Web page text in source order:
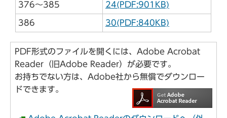
376～385 24(PDF:901KB)
386 30(PDF:840KB)
PDF形式のファイルを開くには、Adobe Acrobat
Reader（旧Adobe Reader）が必要です。
お持ちでない方は、Adobe社から無償でダウンロー
ドできます。